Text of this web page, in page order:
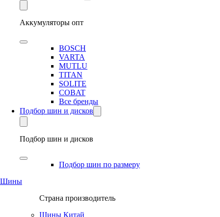
Аккумуляторы опт
BOSCH
VARTA
MUTLU
TITAN
SOLITE
COBAT
Все бренды
Подбор шин и дисков
Подбор шин и дисков
Подбор шин по размеру
Шины
Страна производитель
Шины Китай